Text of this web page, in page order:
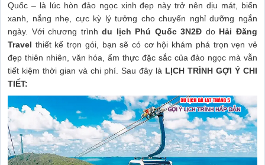
Quốc – là lúc hòn đảo ngọc xinh đẹp này trở nên dịu mát, biển
xanh, nắng nhẹ, cực kỳ lý tưởng cho chuyến nghỉ dưỡng ngắn
ngày. Với chương trìnhdu lịch Phú Quốc 3N2Đ do Hải Đăng
Travel thiết kế trọn gói, bạn sẽ có cơ hội khám phá trọn vẹn vẻ
đẹp thiên nhiên, văn hóa, ẩm thực đặc sắc của đảo ngọc mà vẫn
tiết kiệm thời gian và chi phí. Sau đây là LỊCH TRÌNH GỢI Ý CHI
TIẾT: